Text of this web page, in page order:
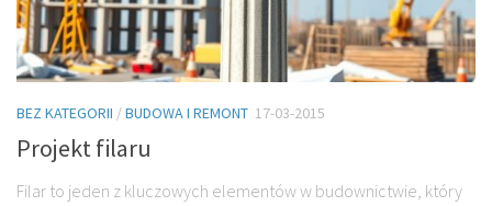
BEZ KATEGORII /BUDOWA I REMONT 17-03-2015
Projekt filaru
Filar to jeden z kluczowych elementów w budownictwie, który